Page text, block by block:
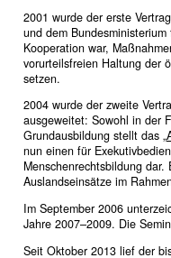
2001 wurde der erste
und dem
Kooperation war,
vorurteilsfreien Haltung der
setzen.
2004 wurde der zweite
ausgeweitet: Sowohl in der
Grundausbildung stellt das
nun einen für
Menschenrechtsbildung
Auslandseinsätze im
Im September 2006
Jahre 2007–2009. Die
Seit Oktober 2013 lief der